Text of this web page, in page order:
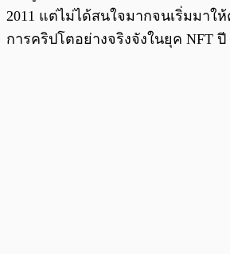
2011 แต่ไม่ได้สนใจมากจนเริ่มมาใ
การคริปโตอย่างจริงจังในยุค NFT